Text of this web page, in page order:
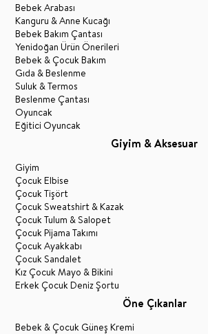
Bebek Arabası
Kanguru & Anne Kucağı
Bebek Bakım Çantası
Yenidoğan Ürün Önerileri
Bebek & Çocuk Bakım
Gıda & Beslenme
Suluk & Termos
Beslenme Çantası
Oyuncak
Eğitici Oyuncak
Giyim & Aksesuar
Giyim
Çocuk Elbise
Çocuk Tişört
Çocuk Sweatshirt & Kazak
Çocuk Tulum & Salopet
Çocuk Pijama Takımı
Çocuk Ayakkabı
Çocuk Sandalet
Kız Çocuk Mayo & Bikini
Erkek Çocuk Deniz Şortu
Öne Çıkanlar
Bebek & Çocuk Güneş Kremi